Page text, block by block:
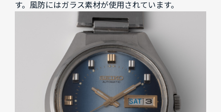
す。風防にはガラス素材が使用されています。